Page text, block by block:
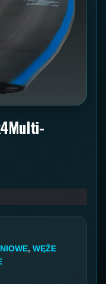
, WĘŻE